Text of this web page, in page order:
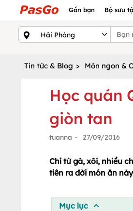
Gần bạn Bộ sưu
Tin tức & Blog > Món ngon &
Học quán
giòn tan
tuanna - 27/09/2016
Chỉ từ gà, xôi, nhiều
tiên ra đời món ăn
Mục lục